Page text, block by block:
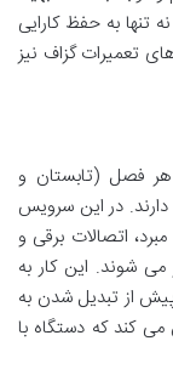
به حفظ کارایی
تعمیرات گزاف نیز
فصل (تابستان و
در این سرویس
اتصالات برقی و
شوند. این کار به
از تبدیل شدن به
کند که دستگاه با